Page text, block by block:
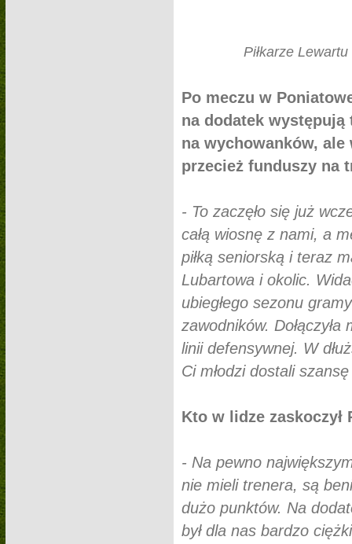
Piłkarze
Po meczu w
na dodatek
na wychowanków,
przecież funduszy na
- To zaczęło się już
całą wiosnę z nami, a
piłką seniorską i teraz
Lubartowa i okolic.
ubiegłego sezonu
zawodników.
linii defensywnej. W
Ci młodzi dostali
Kto w lidze zaskoczył
- Na pewno
nie mieli trenera, są
dużo punktów. Na
był dla nas bardzo